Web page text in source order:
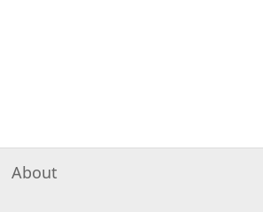
About